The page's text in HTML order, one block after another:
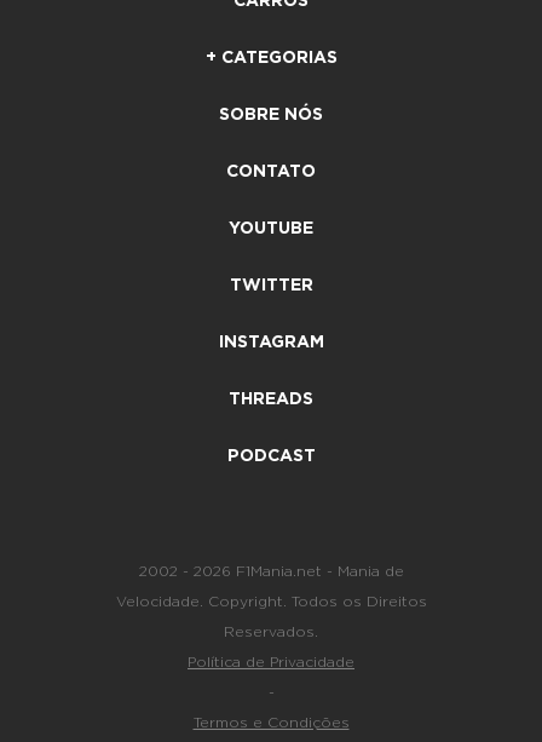
+ CATEGORIAS
SOBRE NÓS
CONTATO
YOUTUBE
TWITTER
INSTAGRAM
THREADS
PODCAST
2002 - 2026 F1Mania.net - Mania de
Velocidade. Copyright. Todos os Direitos
Reservados.
Política de Privacidade
-
Termos e Condições